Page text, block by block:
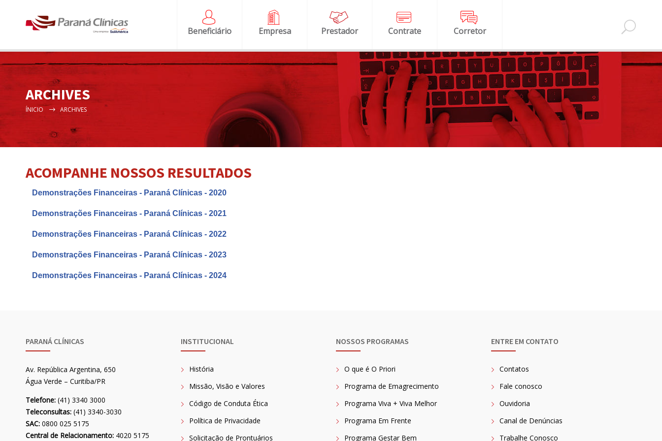
Beneficiário Empresa Prestador Contrate Corretor
ARCHIVES
ÍNICIO ARCHIVES
ACOMPANHE NOSSOS RESULTADOS
Demonstrações Financeiras - Paraná Clínicas - 2020
Demonstrações Financeiras - Paraná Clínicas - 2021
Demonstrações Financeiras - Paraná Clínicas - 2022
Demonstrações Financeiras - Paraná Clínicas - 2023
Demonstrações Financeiras - Paraná Clínicas - 2024
PARANÁ CLÍNICAS
Av. República Argentina, 650
Água Verde – Curitiba/PR
Telefone: (41) 3340 3000
Teleconsultas: (41) 3340-3030
SAC: 0800 025 5175
Central de Relacionamento: 4020 5175
INSTITUCIONAL
História
Missão, Visão e Valores
Código de Conduta Ética
Política de Privacidade
Solicitação de Prontuários
NOSSOS PROGRAMAS
O que é O Priori
Programa de Emagrecimento
Programa Viva + Viva Melhor
Programa Em Frente
Programa Gestar Bem
ENTRE EM CONTATO
Contatos
Fale conosco
Ouvidoria
Canal de Denúncias
Trabalhe Conosco